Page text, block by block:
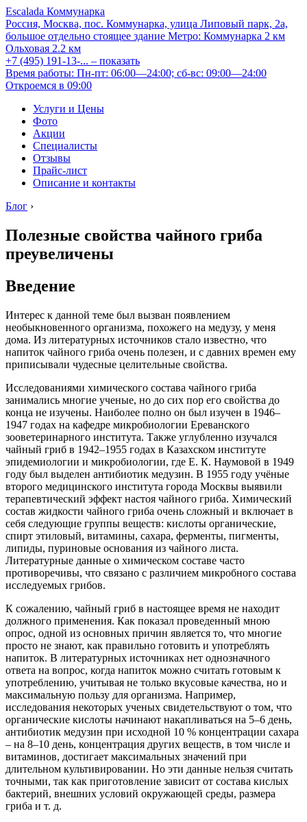
Escalada Коммунарка
Россия, Москва, пос. Коммунарка, улица Липовый парк, 2а,
большое отдельно стоящее здание Метро: Коммунарка 2 км
Ольховая 2.2 км
+7 (495) 191-13-... – показать
Время работы: Пн-пт: 06:00—24:00; сб-вс: 09:00—24:00
Откроемся в 09:00
Услуги и Цены
Фото
Акции
Специалисты
Отзывы
Прайс-лист
Описание и контакты
Блог ›
Полезные свойства чайного гриба
преувеличены
Введение
Интерес к данной теме был вызван появлением
необыкновенного организма, похожего на медузу, у меня
дома. Из литературных источников стало известно, что
напиток чайного гриба очень полезен, и с давних времен ему
приписывали чудесные целительные свойства.
Исследованиями химического состава чайного гриба
занимались многие ученые, но до сих пор его свойства до
конца не изучены. Наиболее полно он был изучен в 1946–
1947 годах на кафедре микробиологии Ереванского
зооветеринарного института. Также углубленно изучался
чайный гриб в 1942–1955 годах в Казахском институте
эпидемиологии и микробиологии, где Е. К. Наумовой в 1949
году был выделен антибиотик медузин. В 1955 году учёные
второго медицинского института города Москвы выявили
терапевтический эффект настоя чайного гриба. Химический
состав жидкости чайного гриба очень сложный и включает в
себя следующие группы веществ: кислоты органические,
спирт этиловый, витамины, сахара, ферменты, пигменты,
липиды, пуриновые основания из чайного листа.
Литературные данные о химическом составе часто
противоречивы, что связано с различием микробного состава
исследуемых грибов.
К сожалению, чайный гриб в настоящее время не находит
должного применения. Как показал проведенный мною
опрос, одной из основных причин является то, что многие
просто не знают, как правильно готовить и употреблять
напиток. В литературных источниках нет однозначного
ответа на вопрос, когда напиток можно считать готовым к
употреблению, учитывая не только вкусовые качества, но и
максимальную пользу для организма. Например,
исследования некоторых ученых свидетельствуют о том, что
органические кислоты начинают накапливаться на 5–6 день,
антибиотик медузин при исходной 10 % концентрации сахара
– на 8–10 день, концентрация других веществ, в том числе и
витаминов, достигает максимальных значений при
длительном культивировании. Но эти данные нельзя считать
точными, так как приготовление зависит от состава кислых
бактерий, внешних условий окружающей среды, размера
гриба и т. д.